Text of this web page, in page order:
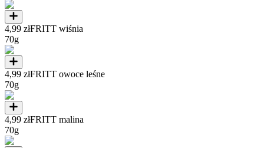
4,99 złFRITT wiśnia
70g
4,99 złFRITT owoce leśne
70g
4,99 złFRITT malina
70g